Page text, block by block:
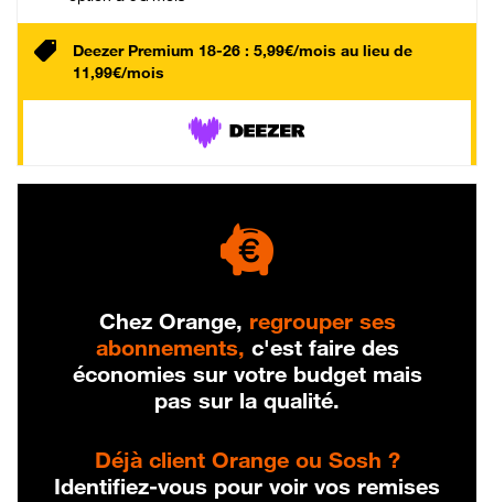
Deezer Premium 18-26 : 5,99€/mois au lieu de
11,99€/mois
Chez Orange, regrouper ses
abonnements, c'est faire des
économies sur votre budget mais
pas sur la qualité.
Déjà client Orange ou Sosh ?
Identifiez-vous pour voir vos remises